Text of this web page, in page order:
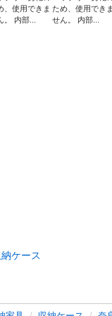
、使用できま
。 内部...
ため、使用できま
せん。 内部...
ケース